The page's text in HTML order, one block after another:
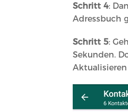
Schritt 4:
Adressbuch
Schritt 5:
Sekunden.